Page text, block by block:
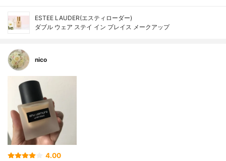
ESTEE LAUDER(エスティローダー)
ダブル ウェア ステイ イン プレイス メークアップ
nico
4.00